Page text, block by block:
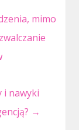
mimo
i nawyki
→